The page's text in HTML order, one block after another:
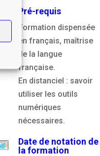
Pré-requis
Formation dispensée
en français, maîtrise
de la langue
française.
En distanciel : savoir
utiliser les outils
numériques
nécessaires.
Date de notation de
la formation